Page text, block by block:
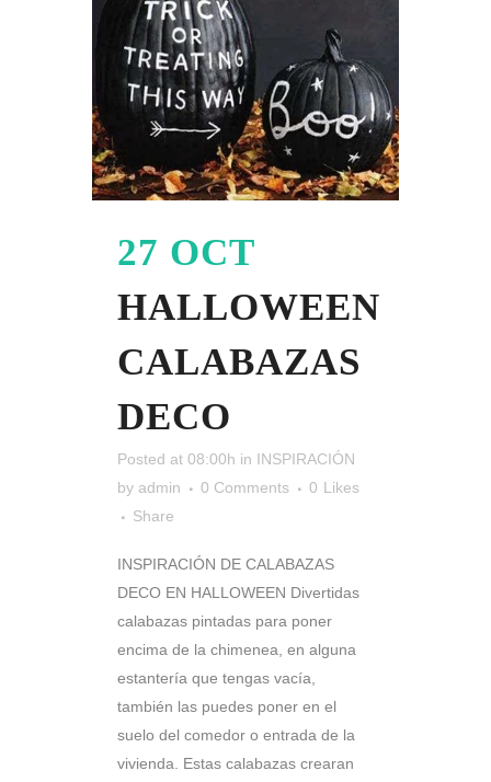
27 OCT
HALLOWEEN
CALABAZAS
DECO
Posted at 08:00h in INSPIRACIÓN
by admin 0 Comments 0 Likes
Share
INSPIRACIÓN DE CALABAZAS
DECO EN HALLOWEEN Divertidas
calabazas pintadas para poner
encima de la chimenea, en alguna
estantería que tengas vacía,
también las puedes poner en el
suelo del comedor o entrada de la
vivienda. Estas calabazas crearan